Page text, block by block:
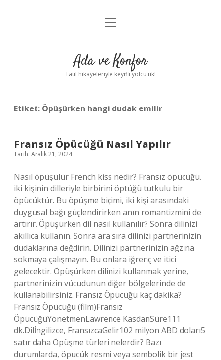
Anasayfa
Yasal Uyarı
menüyü
Ada ve Konfor
Tatil hikayeleriyle keyifli yolculuk!
Etiket: Öpüşürken hangi dudak emilir
Fransız Öpücüğü Nasıl Yapılır
Tarih: Aralık 21, 2024
Nasıl öpüşülür French kiss nedir? Fransız öpücüğü,
iki kişinin dilleriyle birbirini öptüğü tutkulu bir
öpücüktür. Bu öpüşme biçimi, iki kişi arasındaki
duygusal bağı güçlendirirken anın romantizmini de
artırır. Öpüşürken dil nasıl kullanılır? Sonra dilinizi
akıllıca kullanın. Sonra ara sıra dilinizi partnerinizin
dudaklarına değdirin. Dilinizi partnerinizin ağzına
sokmaya çalışmayın. Bu onlara iğrenç ve itici
gelecektir. Öpüşürken dilinizi kullanmak yerine,
partnerinizin vücudunun diğer bölgelerinde de
kullanabilirsiniz. Fransız Öpücüğü kaç dakika?
Fransız Öpücüğü (film)Fransız
ÖpücüğüYönetmenLawrence KasdanSüre111
dk.Dilİngilizce, FransızcaGelir102 milyon ABD doları5
satır daha Öpüşme türleri nelerdir? Bazı
durumlarda, öpücük resmi veya sembolik bir jest